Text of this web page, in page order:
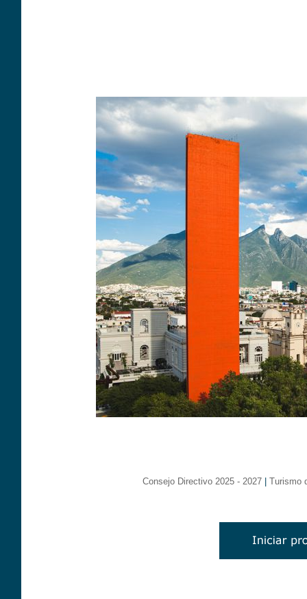
Consejo Directivo 2025 - 2027 Turismo